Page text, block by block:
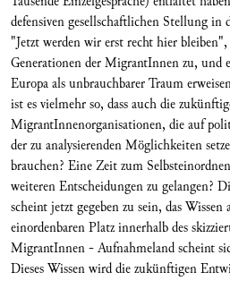
defensiven gesellschaftlichen Stellung in
"Jetzt werden wir erst recht hier
Generationen der MigrantInnen zu, und
Europa als unbrauchbarer Traum
ist es vielmehr so, dass auch die
MigrantInnenorganisationen, die auf
der zu analysierenden Möglichkeiten
brauchen? Eine Zeit zum
weiteren Entscheidungen zu gelangen?
scheint jetzt gegeben zu sein, das Wissen
einordenbaren Platz innerhalb des
MigrantInnen - Aufnahmeland scheint
Dieses Wissen wird die zukünftigen